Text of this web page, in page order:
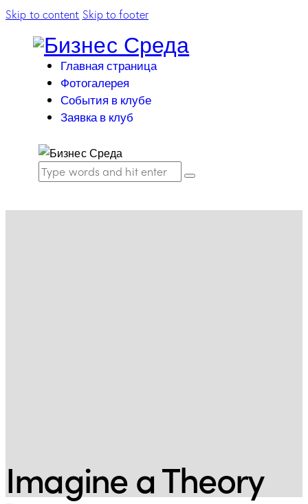
Skip to content Skip to footer
Главная страница
Фотогалерея
События в клубе
Заявка в клуб
Imagine a Theory